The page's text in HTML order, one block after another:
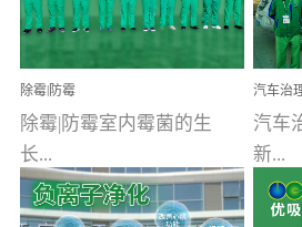
调，但也带来了以甲醛为
首的室内...
液来
除霉|防霉
除霉|防霉室内霉菌的生
长...
汽车治
汽车
新...